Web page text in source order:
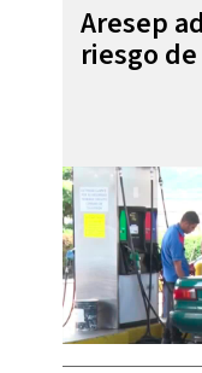
Aresep
riesgo